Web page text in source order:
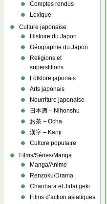
Comptes rendus
Lexique
Culture japonaise
Histoire du Japon
Géographie du Japon
Religions et
superstitions
Folklore japonais
Arts japonais
Nourriture japonaise
日本酒 – Nihonshu
お茶 – Ocha
漢字 – Kanji
Culture populaire
Films/Séries/Manga
Manga/Anime
Renzoku/Drama
Chanbara et Jidai geki
Films d’action asiatiques